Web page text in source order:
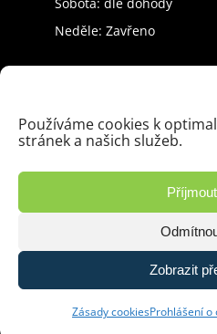
Používáme cookies k
stránek a našich služeb.
Zobrazit
Zásady cookiesProhlášení
Neděle: Zavřeno
+420 728 111 280
info@exclusivecar.cz
© 2026 LUKY CAR, s.r.o. |
Zásady ochrany